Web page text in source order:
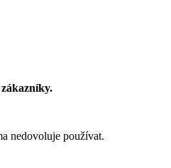
nedovoluje používat.